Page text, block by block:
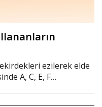
ezilerek elde
A, C, E, F…